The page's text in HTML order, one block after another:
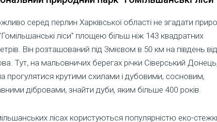
серед перлин Харківської області не згадати
ліси" площею більш ніж 143 квадратних
Він розташований під Змієвом в 50 км на південь від
Тут, на мальовничих берегах річки Сіверський
прогулятися крутими схилами і дубовими, сосновим,
дібровами, знайти дуби, яким більше 400 років.
лісах користуються популярністю еко-